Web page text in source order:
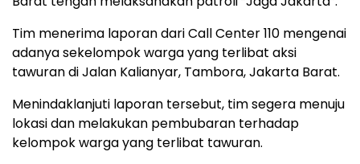
Tim menerima laporan dari Call Center 110 mengenai
adanya sekelompok warga yang terlibat aksi
tawuran di Jalan Kalianyar, Tambora, Jakarta Barat.
Menindaklanjuti laporan tersebut, tim segera menuju
lokasi dan melakukan pembubaran terhadap
kelompok warga yang terlibat tawuran.